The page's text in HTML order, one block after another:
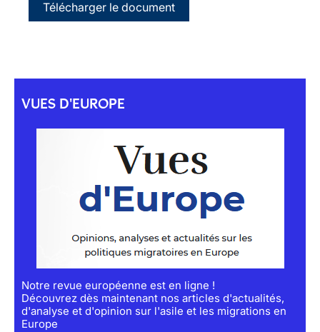
Télécharger le document
VUES D'EUROPE
Notre revue européenne est en ligne !
Découvrez dès maintenant nos articles d'actualités,
d'analyse et d'opinion sur l'asile et les migrations en
Europe